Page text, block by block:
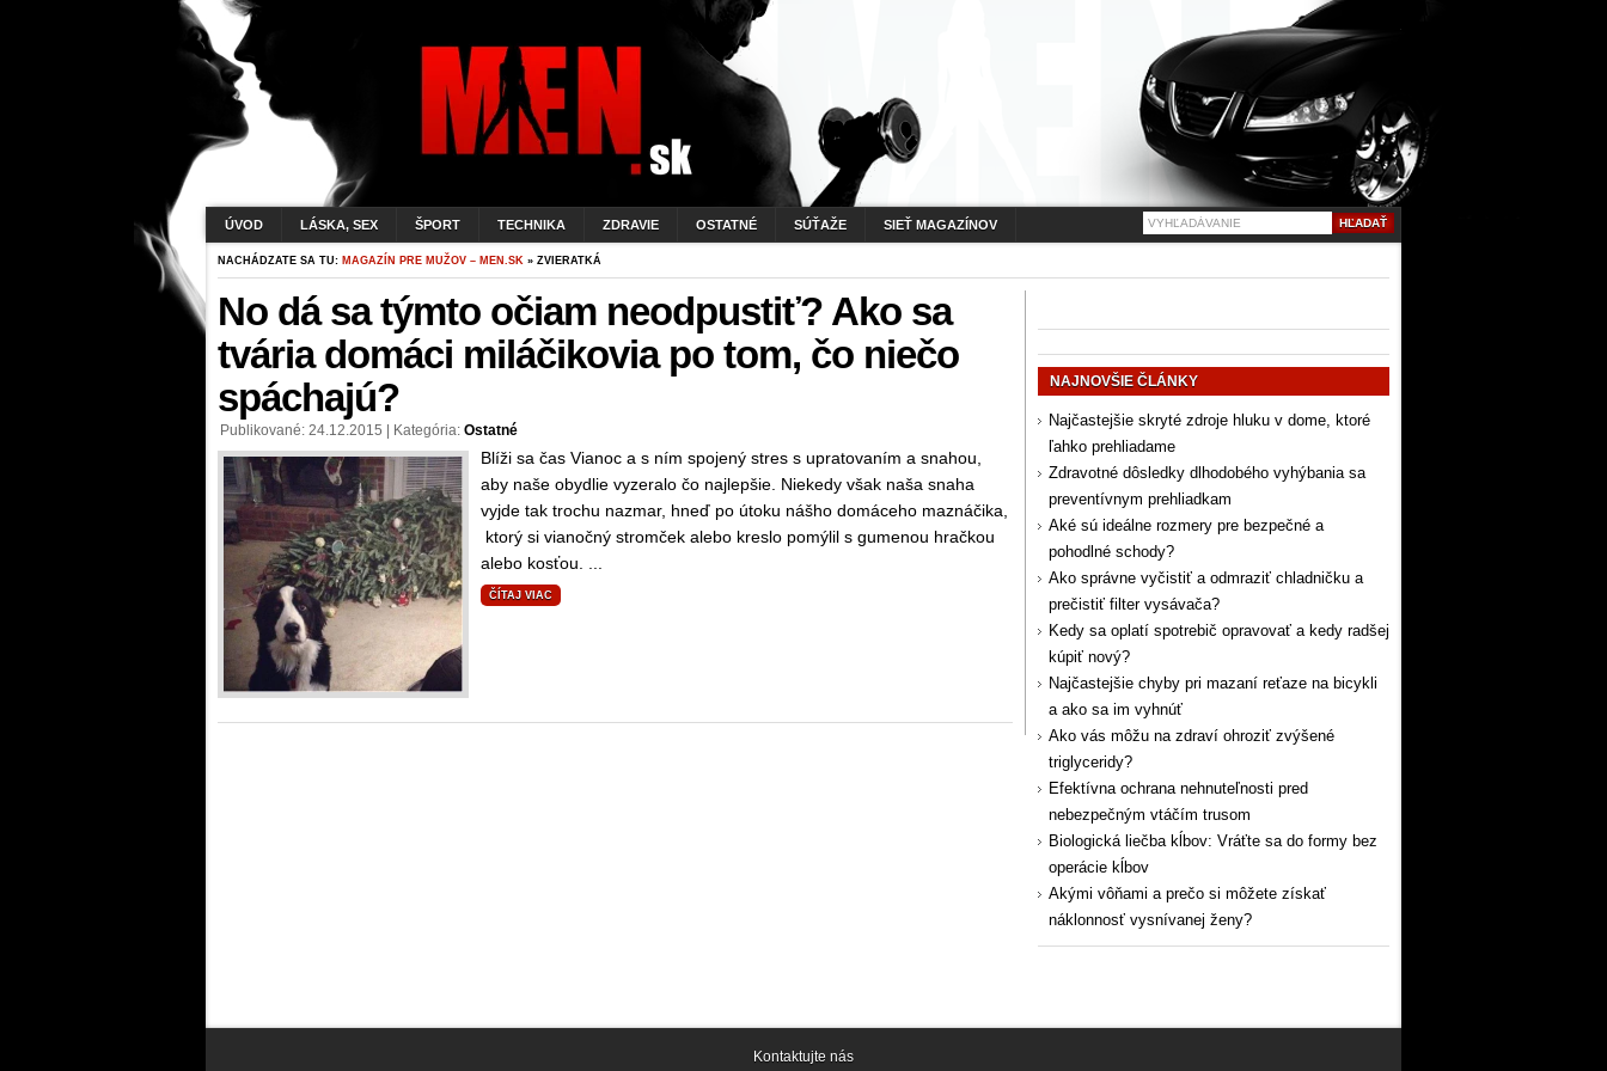
ÚVOD LÁSKA, SEX ŠPORT TECHNIKA ZDRAVIE OSTATNÉ SÚŤAŽE SIEŤ MAGAZÍNOV
NACHÁDZATE SA TU: MAGAZÍN PRE MUŽOV – MEN.SK » ZVIERATKÁ
No dá sa týmto očiam neodpustiť? Ako sa
tvária domáci miláčikovia po tom, čo niečo
spáchajú?
Publikované: 24.12.2015 | Kategória: Ostatné
Blíži sa čas Vianoc a s ním spojený stres s upratovaním a snahou,
aby naše obydlie vyzeralo čo najlepšie. Niekedy však naša snaha
vyjde tak trochu nazmar, hneď po útoku nášho domáceho maznáčika,
ktorý si vianočný stromček alebo kreslo pomýlil s gumenou hračkou
alebo kosťou. ...
ČÍTAJ VIAC
NAJNOVŠIE ČLÁNKY
Najčastejšie skryté zdroje hluku v dome, ktoré
ľahko prehliadame
Zdravotné dôsledky dlhodobého vyhýbania sa
preventívnym prehliadkam
Aké sú ideálne rozmery pre bezpečné a
pohodlné schody?
Ako správne vyčistiť a odmraziť chladničku a
prečistiť filter vysávača?
Kedy sa oplatí spotrebič opravovať a kedy radšej
kúpiť nový?
Najčastejšie chyby pri mazaní reťaze na bicykli
a ako sa im vyhnúť
Ako vás môžu na zdraví ohroziť zvýšené
triglyceridy?
Efektívna ochrana nehnuteľnosti pred
nebezpečným vtáčím trusom
Biologická liečba kĺbov: Vráťte sa do formy bez
operácie kĺbov
Akými vôňami a prečo si môžete získať
náklonnosť vysnívanej ženy?
Kontaktujte nás